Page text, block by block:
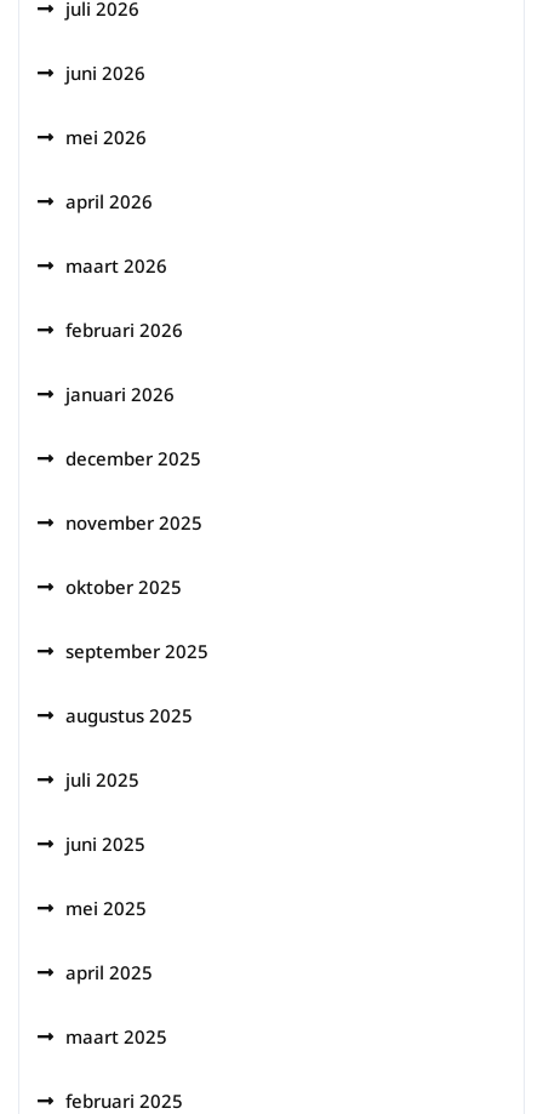
juli 2026
juni 2026
mei 2026
april 2026
maart 2026
februari 2026
januari 2026
december 2025
november 2025
oktober 2025
september 2025
augustus 2025
juli 2025
juni 2025
mei 2025
april 2025
maart 2025
februari 2025